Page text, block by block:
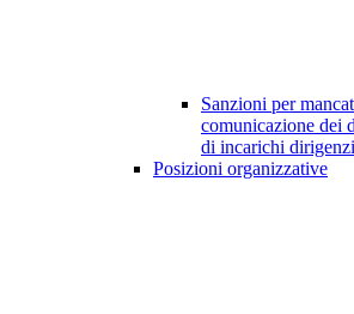
Sanzioni per
comunicazione dei
di incarichi
Posizioni organizzative